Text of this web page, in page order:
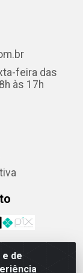
de
feira das
às 17h
Barão do